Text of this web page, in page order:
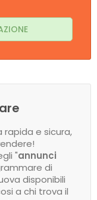
rapida e sicura,
"annunci
di
disponibili
a chi trova il